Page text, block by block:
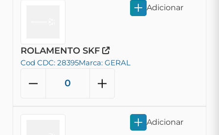
ROLAMENTO SKF
Cod CDC: 28395Marca: GERAL
Adicionar
Adicionar